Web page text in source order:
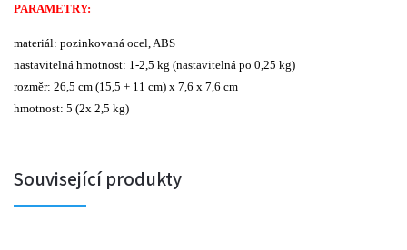
PARAMETRY:
materiál: pozinkovaná ocel, ABS
nastavitelná hmotnost: 1-2,5 kg (nastavitelná po 0,25 kg)
rozměr: 26,5 cm (15,5 + 11 cm) x 7,6 x 7,6 cm
hmotnost: 5 (2x 2,5 kg)
Související produkty